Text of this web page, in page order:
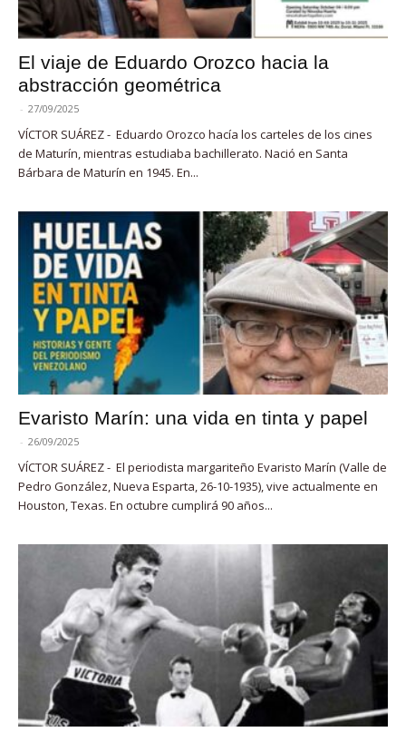
El viaje de Eduardo Orozco hacia la
abstracción geométrica
- 27/09/2025
VÍCTOR SUÁREZ - Eduardo Orozco hacía los carteles de los cines
de Maturín, mientras estudiaba bachillerato. Nació en Santa
Bárbara de Maturín en 1945. En...
Evaristo Marín: una vida en tinta y papel
- 26/09/2025
VÍCTOR SUÁREZ - El periodista margariteño Evaristo Marín (Valle de
Pedro González, Nueva Esparta, 26-10-1935), vive actualmente en
Houston, Texas. En octubre cumplirá 90 años...